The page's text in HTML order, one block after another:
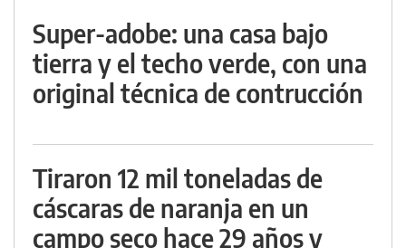
Super-adobe: una casa bajo
tierra y el techo verde, con una
original técnica de contrucción
Tiraron 12 mil toneladas de
cáscaras de naranja en un
campo seco hace 29 años y